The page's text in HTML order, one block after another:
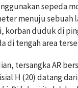
sepeda
menuju sebuah
korban duduk di
di tengah area
tersangka AR
H (20) datang